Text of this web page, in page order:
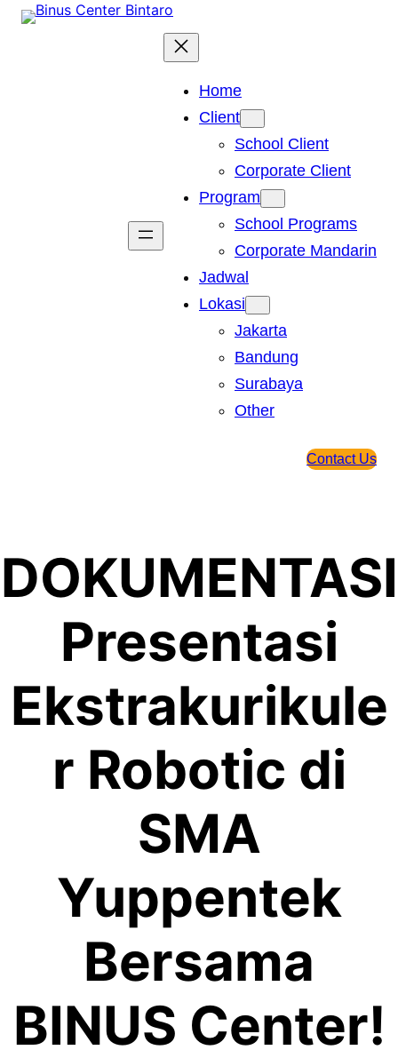
Skip
Home
Client
School Client
Corporate Client
Program
School Programs
Corporate Mandarin
Jadwal
Lokasi
Jakarta
Bandung
Surabaya
Other
Contact Us
DOKUMENTASI
Presentasi
Ekstrakurikule
r Robotic di
SMA
Yuppentek
Bersama
BINUS Center!